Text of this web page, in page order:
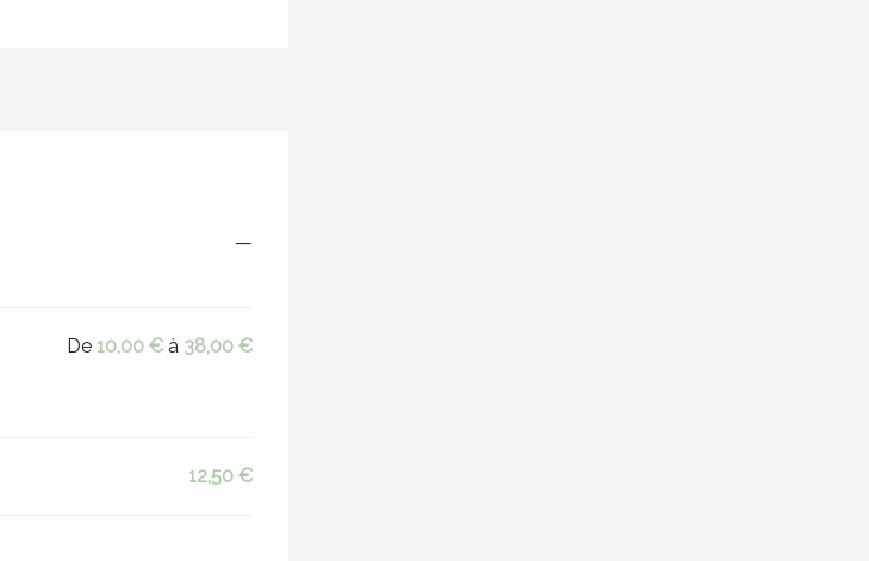
—
De10,00 € à 38,00 €
12,50 €